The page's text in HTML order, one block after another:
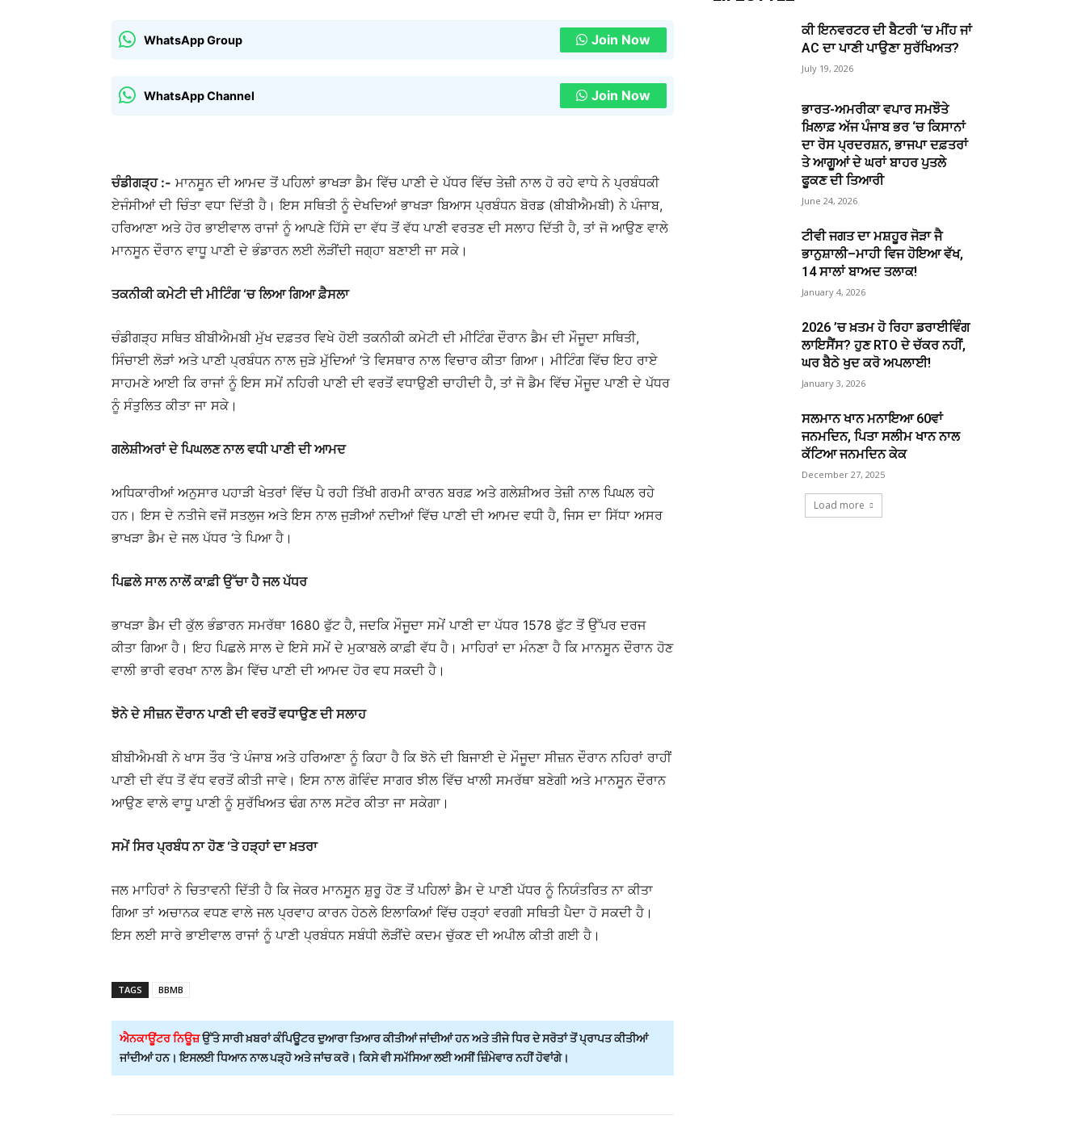
WhatsApp Group Join Now
WhatsApp Channel Join Now
ਚੰਡੀਗੜ੍ਹ :- ਮਾਨਸੂਨ ਦੀ ਆਮਦ ਤੋਂ ਪਹਿਲਾਂ ਭਾਖੜਾ ਡੈਮ ਵਿੱਚ ਪਾਣੀ ਦੇ ਪੱਧਰ ਵਿੱਚ ਤੇਜ਼ੀ ਨਾਲ ਹੋ ਰਹੇ ਵਾਧੇ ਨੇ ਪ੍ਰਬੰਧਕੀ
ਏਜੰਸੀਆਂ ਦੀ ਚਿੰਤਾ ਵਧਾ ਦਿੱਤੀ ਹੈ। ਇਸ ਸਥਿਤੀ ਨੂੰ ਦੇਖਦਿਆਂ ਭਾਖੜਾ ਬਿਆਸ ਪ੍ਰਬੰਧਨ ਬੋਰਡ (ਬੀਬੀਐਮਬੀ) ਨੇ ਪੰਜਾਬ,
ਹਰਿਆਣਾ ਅਤੇ ਹੋਰ ਭਾਈਵਾਲ ਰਾਜਾਂ ਨੂੰ ਆਪਣੇ ਹਿੱਸੇ ਦਾ ਵੱਧ ਤੋਂ ਵੱਧ ਪਾਣੀ ਵਰਤਣ ਦੀ ਸਲਾਹ ਦਿੱਤੀ ਹੈ, ਤਾਂ ਜੋ ਆਉਣ ਵਾਲੇ
ਮਾਨਸੂਨ ਦੌਰਾਨ ਵਾਧੂ ਪਾਣੀ ਦੇ ਭੰਡਾਰਨ ਲਈ ਲੋੜੀਂਦੀ ਜਗ੍ਹਾ ਬਣਾਈ ਜਾ ਸਕੇ।
ਤਕਨੀਕੀ ਕਮੇਟੀ ਦੀ ਮੀਟਿੰਗ ‘ਚ ਲਿਆ ਗਿਆ ਫ਼ੈਸਲਾ
ਚੰਡੀਗੜ੍ਹ ਸਥਿਤ ਬੀਬੀਐਮਬੀ ਮੁੱਖ ਦਫ਼ਤਰ ਵਿਖੇ ਹੋਈ ਤਕਨੀਕੀ ਕਮੇਟੀ ਦੀ ਮੀਟਿੰਗ ਦੌਰਾਨ ਡੈਮ ਦੀ ਮੌਜੂਦਾ ਸਥਿਤੀ,
ਸਿੰਚਾਈ ਲੋੜਾਂ ਅਤੇ ਪਾਣੀ ਪ੍ਰਬੰਧਨ ਨਾਲ ਜੁੜੇ ਮੁੱਦਿਆਂ ‘ਤੇ ਵਿਸਥਾਰ ਨਾਲ ਵਿਚਾਰ ਕੀਤਾ ਗਿਆ। ਮੀਟਿੰਗ ਵਿੱਚ ਇਹ ਰਾਏ
ਸਾਹਮਣੇ ਆਈ ਕਿ ਰਾਜਾਂ ਨੂੰ ਇਸ ਸਮੇਂ ਨਹਿਰੀ ਪਾਣੀ ਦੀ ਵਰਤੋਂ ਵਧਾਉਣੀ ਚਾਹੀਦੀ ਹੈ, ਤਾਂ ਜੋ ਡੈਮ ਵਿੱਚ ਮੌਜੂਦ ਪਾਣੀ ਦੇ ਪੱਧਰ
ਨੂੰ ਸੰਤੁਲਿਤ ਕੀਤਾ ਜਾ ਸਕੇ।
ਗਲੇਸ਼ੀਅਰਾਂ ਦੇ ਪਿਘਲਣ ਨਾਲ ਵਧੀ ਪਾਣੀ ਦੀ ਆਮਦ
ਅਧਿਕਾਰੀਆਂ ਅਨੁਸਾਰ ਪਹਾੜੀ ਖੇਤਰਾਂ ਵਿੱਚ ਪੈ ਰਹੀ ਤਿੱਖੀ ਗਰਮੀ ਕਾਰਨ ਬਰਫ਼ ਅਤੇ ਗਲੇਸ਼ੀਅਰ ਤੇਜ਼ੀ ਨਾਲ ਪਿਘਲ ਰਹੇ
ਹਨ। ਇਸ ਦੇ ਨਤੀਜੇ ਵਜੋਂ ਸਤਲੁਜ ਅਤੇ ਇਸ ਨਾਲ ਜੁੜੀਆਂ ਨਦੀਆਂ ਵਿੱਚ ਪਾਣੀ ਦੀ ਆਮਦ ਵਧੀ ਹੈ, ਜਿਸ ਦਾ ਸਿੱਧਾ ਅਸਰ
ਭਾਖੜਾ ਡੈਮ ਦੇ ਜਲ ਪੱਧਰ ‘ਤੇ ਪਿਆ ਹੈ।
ਪਿਛਲੇ ਸਾਲ ਨਾਲੋਂ ਕਾਫ਼ੀ ਉੱਚਾ ਹੈ ਜਲ ਪੱਧਰ
ਭਾਖੜਾ ਡੈਮ ਦੀ ਕੁੱਲ ਭੰਡਾਰਨ ਸਮਰੱਥਾ 1680 ਫੁੱਟ ਹੈ, ਜਦਕਿ ਮੌਜੂਦਾ ਸਮੇਂ ਪਾਣੀ ਦਾ ਪੱਧਰ 1578 ਫੁੱਟ ਤੋਂ ਉੱਪਰ ਦਰਜ
ਕੀਤਾ ਗਿਆ ਹੈ। ਇਹ ਪਿਛਲੇ ਸਾਲ ਦੇ ਇਸੇ ਸਮੇਂ ਦੇ ਮੁਕਾਬਲੇ ਕਾਫ਼ੀ ਵੱਧ ਹੈ। ਮਾਹਿਰਾਂ ਦਾ ਮੰਨਣਾ ਹੈ ਕਿ ਮਾਨਸੂਨ ਦੌਰਾਨ ਹੋਣ
ਵਾਲੀ ਭਾਰੀ ਵਰਖਾ ਨਾਲ ਡੈਮ ਵਿੱਚ ਪਾਣੀ ਦੀ ਆਮਦ ਹੋਰ ਵਧ ਸਕਦੀ ਹੈ।
ਝੋਨੇ ਦੇ ਸੀਜ਼ਨ ਦੌਰਾਨ ਪਾਣੀ ਦੀ ਵਰਤੋਂ ਵਧਾਉਣ ਦੀ ਸਲਾਹ
ਬੀਬੀਐਮਬੀ ਨੇ ਖਾਸ ਤੌਰ ‘ਤੇ ਪੰਜਾਬ ਅਤੇ ਹਰਿਆਣਾ ਨੂੰ ਕਿਹਾ ਹੈ ਕਿ ਝੋਨੇ ਦੀ ਬਿਜਾਈ ਦੇ ਮੌਜੂਦਾ ਸੀਜ਼ਨ ਦੌਰਾਨ ਨਹਿਰਾਂ ਰਾਹੀਂ
ਪਾਣੀ ਦੀ ਵੱਧ ਤੋਂ ਵੱਧ ਵਰਤੋਂ ਕੀਤੀ ਜਾਵੇ। ਇਸ ਨਾਲ ਗੋਵਿੰਦ ਸਾਗਰ ਝੀਲ ਵਿੱਚ ਖਾਲੀ ਸਮਰੱਥਾ ਬਣੇਗੀ ਅਤੇ ਮਾਨਸੂਨ ਦੌਰਾਨ
ਆਉਣ ਵਾਲੇ ਵਾਧੂ ਪਾਣੀ ਨੂੰ ਸੁਰੱਖਿਅਤ ਢੰਗ ਨਾਲ ਸਟੋਰ ਕੀਤਾ ਜਾ ਸਕੇਗਾ।
ਸਮੇਂ ਸਿਰ ਪ੍ਰਬੰਧ ਨਾ ਹੋਣ ‘ਤੇ ਹੜ੍ਹਾਂ ਦਾ ਖ਼ਤਰਾ
ਜਲ ਮਾਹਿਰਾਂ ਨੇ ਚਿਤਾਵਨੀ ਦਿੱਤੀ ਹੈ ਕਿ ਜੇਕਰ ਮਾਨਸੂਨ ਸ਼ੁਰੂ ਹੋਣ ਤੋਂ ਪਹਿਲਾਂ ਡੈਮ ਦੇ ਪਾਣੀ ਪੱਧਰ ਨੂੰ ਨਿਯੰਤਰਿਤ ਨਾ ਕੀਤਾ
ਗਿਆ ਤਾਂ ਅਚਾਨਕ ਵਧਣ ਵਾਲੇ ਜਲ ਪ੍ਰਵਾਹ ਕਾਰਨ ਹੇਠਲੇ ਇਲਾਕਿਆਂ ਵਿੱਚ ਹੜ੍ਹਾਂ ਵਰਗੀ ਸਥਿਤੀ ਪੈਦਾ ਹੋ ਸਕਦੀ ਹੈ।
ਇਸ ਲਈ ਸਾਰੇ ਭਾਈਵਾਲ ਰਾਜਾਂ ਨੂੰ ਪਾਣੀ ਪ੍ਰਬੰਧਨ ਸਬੰਧੀ ਲੋੜੀਂਦੇ ਕਦਮ ਚੁੱਕਣ ਦੀ ਅਪੀਲ ਕੀਤੀ ਗਈ ਹੈ।
TAGS BBMB
ਐਨਕਾਊਂਟਰ ਨਿਊਜ਼ਉੱਤੇ ਸਾਰੀ ਖ਼ਬਰਾਂ ਕੰਪਿਊਟਰ ਦੁਆਰਾ ਤਿਆਰ ਕੀਤੀਆਂ ਜਾਂਦੀਆਂ ਹਨ ਅਤੇ ਤੀਜੇ ਧਿਰ ਦੇ ਸਰੋਤਾਂ ਤੋਂ ਪ੍ਰਾਪਤ ਕੀਤੀਆਂ
ਜਾਂਦੀਆਂ ਹਨ। ਇਸਲਈ ਧਿਆਨ ਨਾਲ ਪੜ੍ਹੋ ਅਤੇ ਜਾਂਚ ਕਰੋ। ਕਿਸੇ ਵੀ ਸਮੱਸਿਆ ਲਈ ਅਸੀਂ ਜ਼ਿੰਮੇਵਾਰ ਨਹੀਂ ਹੋਵਾਂਗੇ।
ਕੀ ਇਨਵਰਟਰ ਦੀ ਬੈਟਰੀ ‘ਚ ਮੀਂਹ ਜਾਂ
AC ਦਾ ਪਾਣੀ ਪਾਉਣਾ ਸੁਰੱਖਿਅਤ?
July 19, 2026
ਭਾਰਤ-ਅਮਰੀਕਾ ਵਪਾਰ ਸਮਝੌਤੇ
ਖ਼ਿਲਾਫ਼ ਅੱਜ ਪੰਜਾਬ ਭਰ ‘ਚ ਕਿਸਾਨਾਂ
ਦਾ ਰੋਸ ਪ੍ਰਦਰਸ਼ਨ, ਭਾਜਪਾ ਦਫ਼ਤਰਾਂ
ਤੇ ਆਗੂਆਂ ਦੇ ਘਰਾਂ ਬਾਹਰ ਪੁਤਲੇ
ਫੂਕਣ ਦੀ ਤਿਆਰੀ
June 24, 2026
ਟੀਵੀ ਜਗਤ ਦਾ ਮਸ਼ਹੂਰ ਜੋੜਾ ਜੈ
ਭਾਨੁਸ਼ਾਲੀ–ਮਾਹੀ ਵਿਜ ਹੋਇਆ ਵੱਖ,
14 ਸਾਲਾਂ ਬਾਅਦ ਤਲਾਕ!
January 4, 2026
2026 ’ਚ ਖ਼ਤਮ ਹੋ ਰਿਹਾ ਡਰਾਈਵਿੰਗ
ਲਾਇਸੈਂਸ? ਹੁਣ RTO ਦੇ ਚੱਕਰ ਨਹੀਂ,
ਘਰ ਬੈਠੇ ਖੁਦ ਕਰੋ ਅਪਲਾਈ!
January 3, 2026
ਸਲਮਾਨ ਖਾਨ ਮਨਾਇਆ 60ਵਾਂ
ਜਨਮਦਿਨ, ਪਿਤਾ ਸਲੀਮ ਖਾਨ ਨਾਲ
ਕੱਟਿਆ ਜਨਮਦਿਨ ਕੇਕ
December 27, 2025
Load more